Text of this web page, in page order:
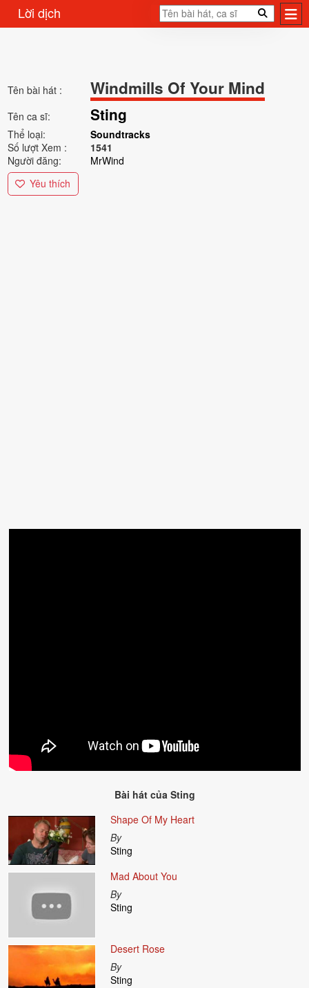
Lời dịch
Tên bài hát : Windmills Of Your Mind
Tên ca sĩ: Sting
Thể loại:
Soundtracks
Số lượt Xem :
1541
Người đăng:
MrWind
Yêu thích
Bài hát của Sting
Shape Of My Heart
By
Sting
Mad About You
By
Sting
Desert Rose
By
Sting